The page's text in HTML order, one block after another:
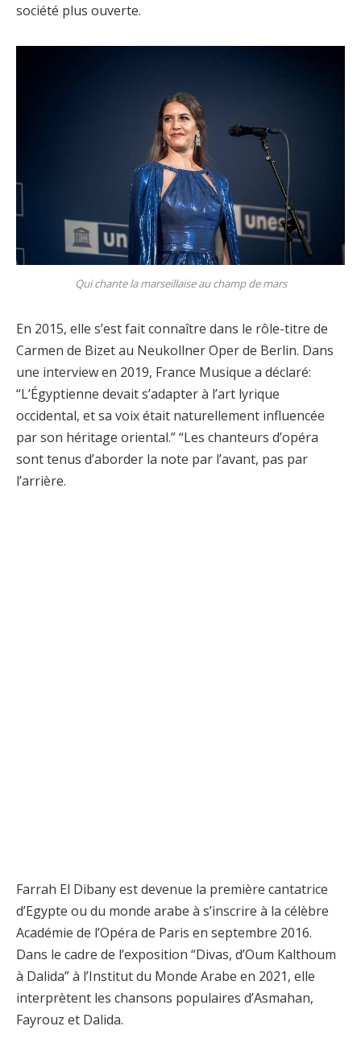
société plus ouverte.
Qui chante la marseillaise au champ de mars
En 2015, elle s’est fait connaître dans le rôle-titre de
Carmen de Bizet au Neukollner Oper de Berlin. Dans
une interview en 2019, France Musique a déclaré:
“L’Égyptienne devait s’adapter à l’art lyrique
occidental, et sa voix était naturellement influencée
par son héritage oriental.” “Les chanteurs d’opéra
sont tenus d’aborder la note par l’avant, pas par
l’arrière.
Farrah El Dibany est devenue la première cantatrice
d’Egypte ou du monde arabe à s’inscrire à la célèbre
Académie de l’Opéra de Paris en septembre 2016.
Dans le cadre de l’exposition “Divas, d’Oum Kalthoum
à Dalida” à l’Institut du Monde Arabe en 2021, elle
interprètent les chansons populaires d’Asmahan,
Fayrouz et Dalida.